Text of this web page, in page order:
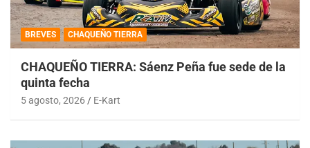
BREVES CHAQUEÑO TIERRA
CHAQUEÑO TIERRA: Sáenz Peña fue sede de la
quinta fecha
5 agosto, 2026 E-Kart